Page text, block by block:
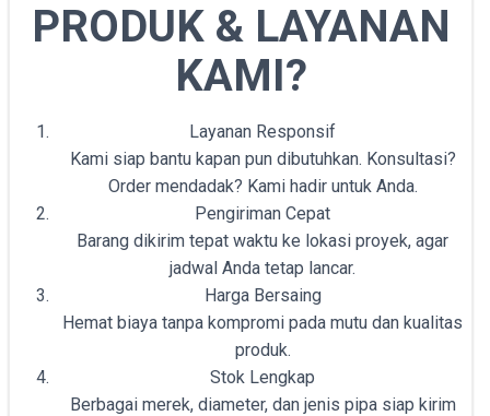
PRODUK & LAYANAN
KAMI?
Layanan Responsif
Kami siap bantu kapan pun dibutuhkan. Konsultasi?
Order mendadak? Kami hadir untuk Anda.
Pengiriman Cepat
Barang dikirim tepat waktu ke lokasi proyek, agar
jadwal Anda tetap lancar.
Harga Bersaing
Hemat biaya tanpa kompromi pada mutu dan kualitas
produk.
Stok Lengkap
Berbagai merek, diameter, dan jenis pipa siap kirim